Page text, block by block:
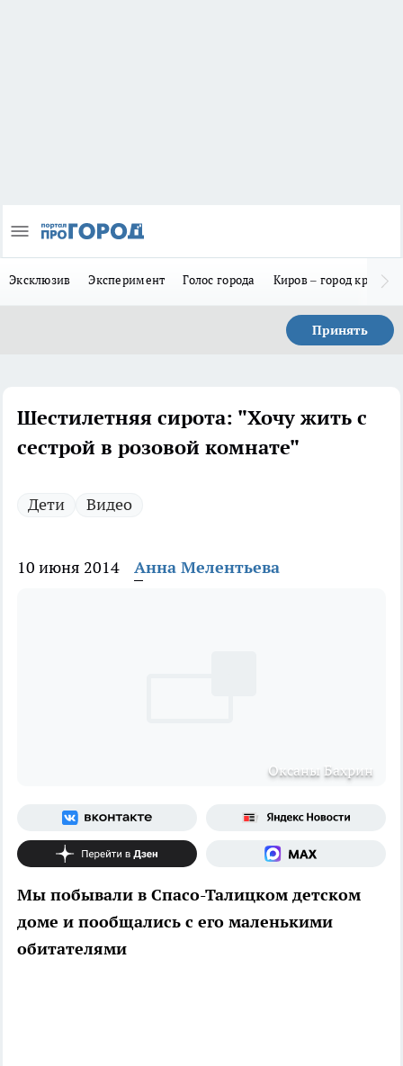
Эксклюзив Эксперимент Голос города Киров – город
Принять
Шестилетняя сирота: "Хочу жить с
сестрой в розовой комнате"
Дети Видео
10 июня 2014 Анна Мелентьева
Оксаны Бахрин
Мы побывали в Спасо-Талицком детском
доме и пообщались с его маленькими
обитателями